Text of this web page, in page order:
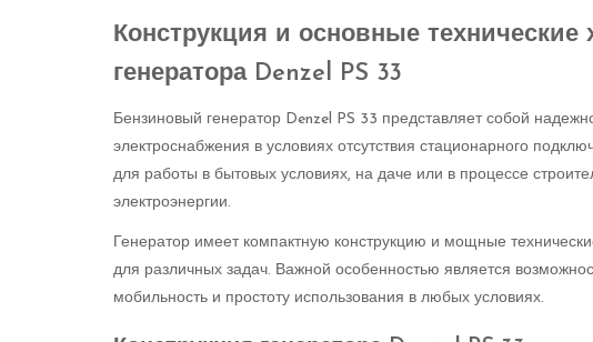
Конструкция и основные технические
генератора Denzel PS 33
Бензиновый генератор Denzel PS 33 представляет собой
электроснабжения в условиях отсутствия стационарного
для работы в бытовых условиях, на даче или в процессе
электроэнергии.
Генератор имеет компактную конструкцию и мощные
для различных задач. Важной особенностью является
мобильность и простоту использования в любых условиях.